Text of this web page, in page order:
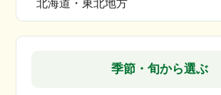
北海道・東北地方
季節・旬から選ぶ